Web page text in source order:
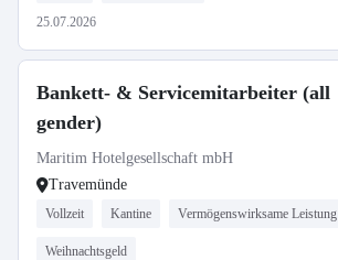
25.07.2026
Bankett- & Servicemitarbeiter (all
gender)
Maritim Hotelgesellschaft mbH
Travemünde
Vollzeit Kantine Vermögenswirksame Leistung
Weihnachtsgeld